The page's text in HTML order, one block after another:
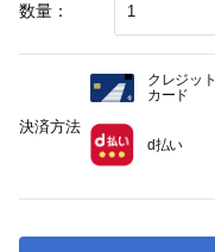
数量：
決済方法
クレジット
カード
d払い